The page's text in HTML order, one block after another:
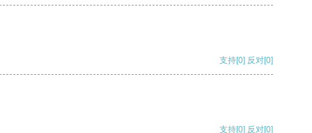
支持[0] 反对[0]
支持[0] 反对[0]